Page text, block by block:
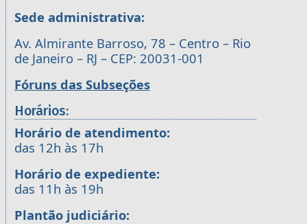
Sede administrativa:
Av. Almirante Barroso, 78 – Centro – Rio
de Janeiro – RJ – CEP: 20031-001
Fóruns das Subseções
Horários:
Horário de atendimento:
das 12h às 17h
Horário de expediente:
das 11h às 19h
Plantão judiciário: